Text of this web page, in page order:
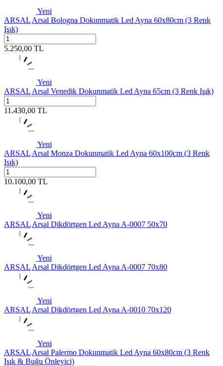
Yeni
ARSAL Arsal Bologna Dokunmatik Led Ayna 60x80cm (3 Renk
Işık)
5.250,00 TL
Yeni
ARSAL Arsal Venedik Dokunmatik Led Ayna 65cm (3 Renk Işık)
11.430,00 TL
Yeni
ARSAL Arsal Monza Dokunmatik Led Ayna 60x100cm (3 Renk
Işık)
10.100,00 TL
Yeni
ARSAL Arsal Dikdörtgen Led Ayna A-0007 50x70
Yeni
ARSAL Arsal Dikdörtgen Led Ayna A-0007 70x80
Yeni
ARSAL Arsal Dikdörtgen Led Ayna A-0010 70x120
Yeni
ARSAL Arsal Palermo Dokunmatik Led Ayna 60x80cm (3 Renk
Işık & Buğu Önleyici)